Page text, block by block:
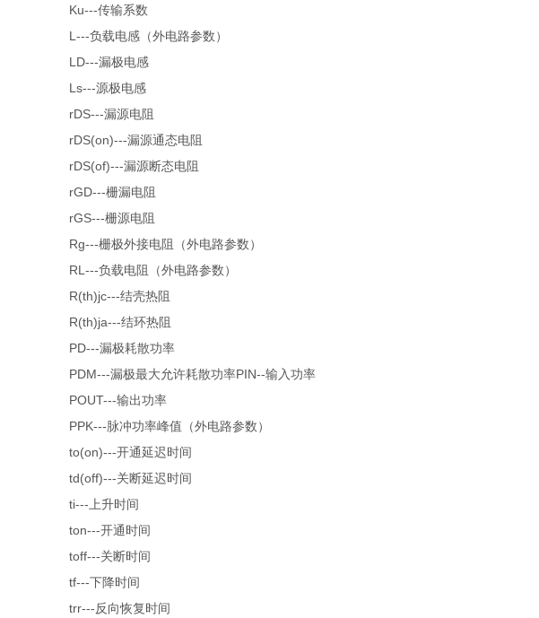
Ku---传输系数
L---负载电感（外电路参数）
LD---漏极电感
Ls---源极电感
rDS---漏源电阻
rDS(on)---漏源通态电阻
rDS(of)---漏源断态电阻
rGD---栅漏电阻
rGS---栅源电阻
Rg---栅极外接电阻（外电路参数）
RL---负载电阻（外电路参数）
R(th)jc---结壳热阻
R(th)ja---结环热阻
PD---漏极耗散功率
PDM---漏极最大允许耗散功率PIN--输入功率
POUT---输出功率
PPK---脉冲功率峰值（外电路参数）
to(on)---开通延迟时间
td(off)---关断延迟时间
ti---上升时间
ton---开通时间
toff---关断时间
tf---下降时间
trr---反向恢复时间